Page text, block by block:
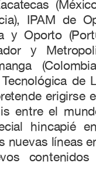
IPAM de
y Oporto
y
de
erigirse
entre el
hincapié
nuevas líneas